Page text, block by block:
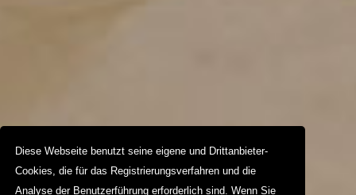
Diese Webseite benutzt seine eigene und Drittanbieter-
Cookies, die für das Registrierungsverfahren und die
Analyse der Benutzerführung erforderlich sind. Wenn Sie